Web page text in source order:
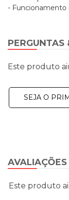
- Funcionamento
AVALIAÇÕES
Este produto
PERGUNTAS
Este produto
SEJA O